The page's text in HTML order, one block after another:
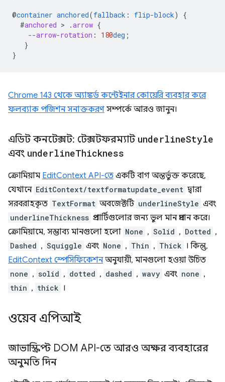
@container anchored(fallback : flip-block)
{
#anchored > .arrow {
--arrow-rotation : 180deg ;
}
}
Chrome 143 থেকে অ্যাঙ্কর্ড কন্টেইনার কোয়েরি ব্যবহার করে
ফলব্যাক পজিশন সনাক্তকরণ সম্পর্কে আরও জানুন।
এডিট কনটেক্সট: টেক্সটফরম্যাট underlineStyle
এবং underlineThickness
ক্রোমিয়াম EditContext API-তে একটি বাগ অন্তর্ভুক্ত করেছে,
যেখানে EditContext/textformatupdate_event দ্বারা
সরবরাহকৃত TextFormat অবজেক্টটি underlineStyle এবং
underlineThickness প্রপার্টিগুলোর জন্য ভুল মান প্রদান করে।
ক্রোমিয়ামে, সম্ভাব্য মানগুলো হলো None , Solid , Dotted ,
Dashed , Squiggle এবং None , Thin , Thick । কিন্তু,
EditContext স্পেসিফিকেশনঅনুযায়ী, মানগুলো হওয়া উচিত
none , solid , dotted , dashed , wavy এবং none ,
thin , thick ।
ওয়েব এপিআই
জাভাস্ক্রিপ্ট DOM API-তে আরও অক্ষর ব্যবহারের
অনুমতি দিন